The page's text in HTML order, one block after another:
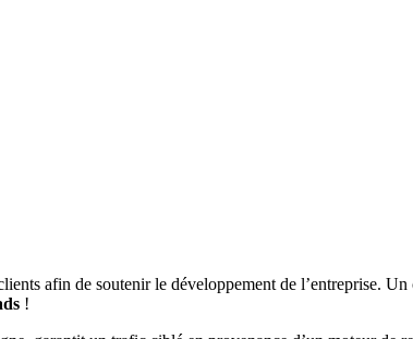
afin de soutenir le développement de l’entreprise.
!